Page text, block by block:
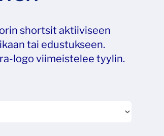
shortsit aktiiviseen
tai edustukseen.
logo viimeistelee tyylin.